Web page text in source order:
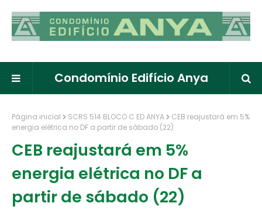
Condomínio Edifício Anya
Página inicial SCRS 514 BLOCO C ED ANYA
CEB reajustará em 5%
energia elétrica no DF a partir de sábado (22)
CEB reajustará em 5%
energia elétrica no DF a
partir de sábado (22)